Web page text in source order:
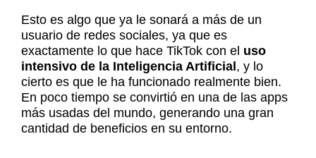
Esto es algo que ya le sonará a más de un
usuario de redes sociales, ya que es
exactamente lo que hace TikTok con el uso
intensivo de la Inteligencia Artificial, y lo
cierto es que le ha funcionado realmente bien.
En poco tiempo se convirtió en una de las apps
más usadas del mundo, generando una gran
cantidad de beneficios en su entorno.